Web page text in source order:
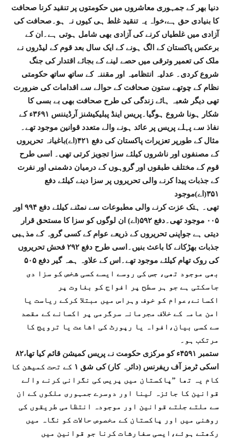
دنیا بھر کے جمہوری معاشروں میں حکومتوں پر تنقید کرنا صحافت
کا بنیادی حق ہے،خواہ یہ تنقید غلط ہی کیوں نہ ہو۔صحافت کی
آزادی میں غلطیاں کرنے کی آزادی بھی شامل ہوتی ہے۔ان کے
برعکس پاکستان کے الگ ہونے کے ایک سال بعد قوم کے لیڈروں نے
ملک کی تعمیر وترقی میں حصے لینے کے بجائے اقتدار کی جنگ
شروع کردی۔ عدلیہ انتظامیہ اور مقننہ کے ساتھ ساتھ حکومتی
نظام کے چوتھے ستون صحافت کے حوالے سے اقدامات کی ضرورت
تھی دیگر شعبہ ہائے زندگی کی طرح صحافت بھی بے بسی کا
شکار ہونا شروع ہوگیا۔پریس اینڈ پبلیکیشنز آرڈیننس ۳۶۹۱ء کے
نفاذ سے پہلے پریس پر عائد ہونے والے متعدد قوانین موجود تھے۔
مثال کے طورپر تعزیرات پاکستان کی دفع ۴۲۱(اے)باغیانہ تحریروں
کے مصنفوں اور ناشروں کیلئے سزا تجویز کرتی تھی۔ اسی طرح
قوم کے مختلف طبقوں اور گروہوں کے درمیان دشمنی اور نفرت
کے جذبات پیدا کرنے والی تحریروں پر سزا دینے کیلئے دفع
۳۵۱(اے)موجود
تھی۔ ہتک عزت کرنے والی مطبوعات سے نمٹنے کیلئے دفع ۹۹۴ اور
۰۰۵ موجود تھی۔دفع ۵۹۲(اے) ان لوگوں کو سزا کا مستحق قرار
دیتی ہے جواپنی تحریروں کے ذریعے عوام کے کسی گروہ کے مذہبی
جذبات بھڑکانے کا باعث بنیں۔اسی طرح دفع ۲۹۲ فحش تحریروں
کی روک تھام کیلئے موجود تھے۔اس کے علاوہ ہمہ گیر دفع ۵۰۵
بھی موجود تھی، جس کی روسے ایسے کسی شخص کو سزا دی
جاسکتی ہے جو ہر سطح پر افواج کو بغاوت پر
اکسانے،عوام کو خوف وہراس میں مبتلا کرکے ریاست یا
امن عامہ کے خلاف مجرمانہ سرگرمی پر اکسانے کے مقصد
سے کسی بیان،افواہ یا رپورٹ کی اشاعت یا ترویج کا
مرتکب ہو۔
۸۲ستمبر ۴۵۹۱ء کو مرکزی حکومت نے پریس کمیشن قائم کیا تھا،
اسکی ٹرمز آف ریفرنس (دائرہ کار) کی شق ۱ کے تحت کمیشن کا
کام یہ تھا ”پاکستان میں پریس کی نگرانی کرنے والے
قوانین کا جائزہ لینا اور دوسرے جمہوری ملکوں کے ان
سے ملتے جلتے قوانین اور موجودہ انتظامی طریقوں کی
روشنی میں اور پاکستان کے مخصوص حالات کو نگاہ میں
رکھتے ہوئے،ایسی سفارشات کرنا جو قوانین میں